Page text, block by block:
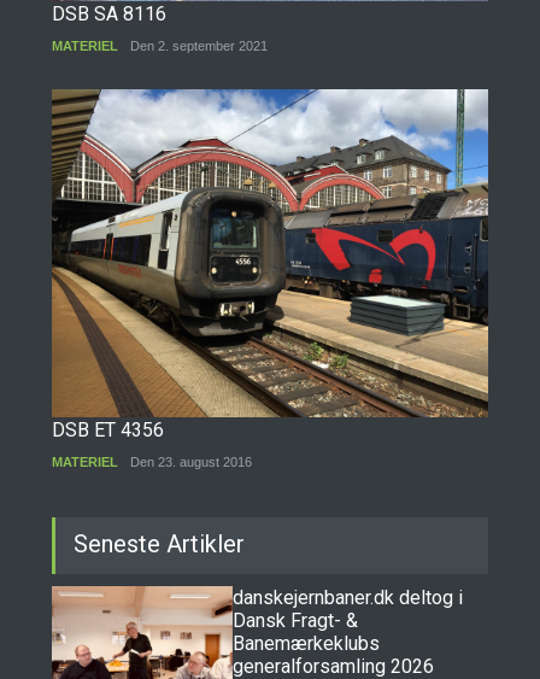
DSB SA 8116
MATERIEL Den 2. september 2021
DSB ET 4356
MATERIEL Den 23. august 2016
Seneste Artikler
danskejernbaner.dk deltog i
Dansk Fragt- &
Banemærkeklubs
generalforsamling 2026